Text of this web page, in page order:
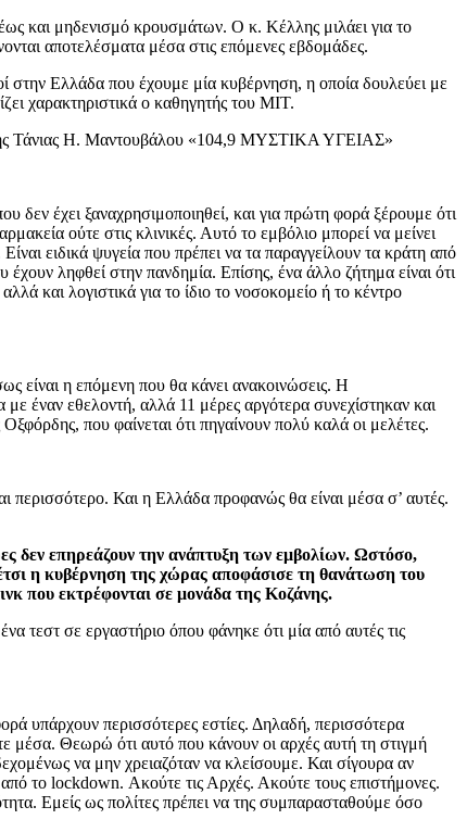
και μηδενισμό κρουσμάτων. Ο κ. Κέλλης μιλάει για το
αποτελέσματα μέσα στις επόμενες εβδομάδες.
στην Ελλάδα που έχουμε μία κυβέρνηση, η οποία δουλεύει με
χαρακτηριστικά ο καθηγητής του ΜΙΤ.
Τάνιας Η. Μαντουβάλου «104,9 ΜΥΣΤΙΚΑ ΥΓΕΙΑΣ»
δεν έχει ξαναχρησιμοποιηθεί, και για πρώτη φορά ξέρουμε ότι
ούτε στις κλινικές. Αυτό το εμβόλιο μπορεί να μείνει
ειδικά ψυγεία που πρέπει να τα παραγγείλουν τα κράτη από
ληφθεί στην πανδημία. Επίσης, ένα άλλο ζήτημα είναι ότι
και λογιστικά για το ίδιο το νοσοκομείο ή το κέντρο
είναι η επόμενη που θα κάνει ανακοινώσεις. Η
έναν εθελοντή, αλλά 11 μέρες αργότερα συνεχίστηκαν και
που φαίνεται ότι πηγαίνουν πολύ καλά οι μελέτες.
περισσότερο. Και η Ελλάδα προφανώς θα είναι μέσα σ’ αυτές.
δεν επηρεάζουν την ανάπτυξη των εμβολίων. Ωστόσο,
η κυβέρνηση της χώρας αποφάσισε τη θανάτωση του
που εκτρέφονται σε μονάδα της Κοζάνης.
τεστ σε εργαστήριο όπου φάνηκε ότι μία από αυτές τις
υπάρχουν περισσότερες εστίες. Δηλαδή, περισσότερα
μέσα. Θεωρώ ότι αυτό που κάνουν οι αρχές αυτή τη στιγμή
να μην χρειαζόταν να κλείσουμε. Και σίγουρα αν
το lockdown. Ακούτε τις Αρχές. Ακούτε τους επιστήμονες.
Εμείς ως πολίτες πρέπει να της συμπαρασταθούμε όσο